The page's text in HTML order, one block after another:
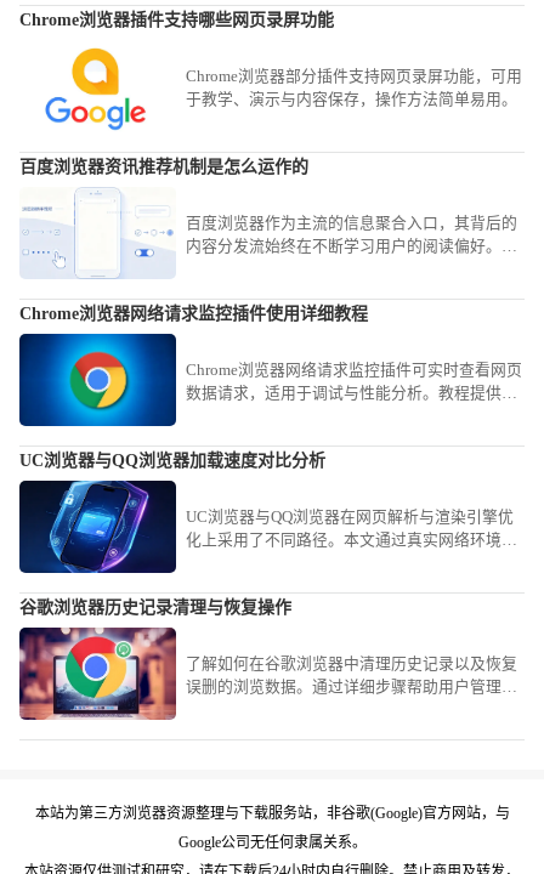
Chrome浏览器插件支持哪些网页录屏功能
Chrome浏览器部分插件支持网页录屏功能，可用
于教学、演示与内容保存，操作方法简单易用。
百度浏览器资讯推荐机制是怎么运作的
百度浏览器作为主流的信息聚合入口，其背后的
内容分发流始终在不断学习用户的阅读偏好。我
热点新闻的。
Chrome浏览器网络请求监控插件使用详细教程
Chrome浏览器网络请求监控插件可实时查看网页
数据请求，适用于调试与性能分析。教程提供安
UC浏览器与QQ浏览器加载速度对比分析
UC浏览器与QQ浏览器在网页解析与渲染引擎优
化上采用了不同路径。本文通过真实网络环境测
谷歌浏览器历史记录清理与恢复操作
了解如何在谷歌浏览器中清理历史记录以及恢复
误删的浏览数据。通过详细步骤帮助用户管理浏
本站为第三方浏览器资源整理与下载服务站，非谷歌(Google)官方网站，与
Google公司无任何隶属关系。